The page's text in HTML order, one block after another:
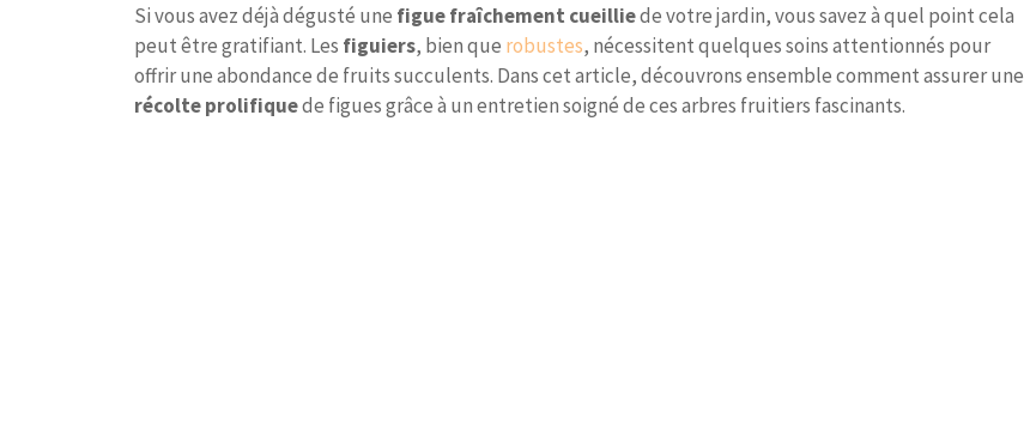
Si vous avez déjà dégusté une figue fraîchement cueilliede votre jardin, vous savez à quel point cela
peut être gratifiant. Les figuiers, bien que robustes, nécessitent quelques soins attentionnés pour
offrir une abondance de fruits succulents. Dans cet article, découvrons ensemble comment assurer une
récolte prolifiquede figues grâce à un entretien soigné de ces arbres fruitiers fascinants.